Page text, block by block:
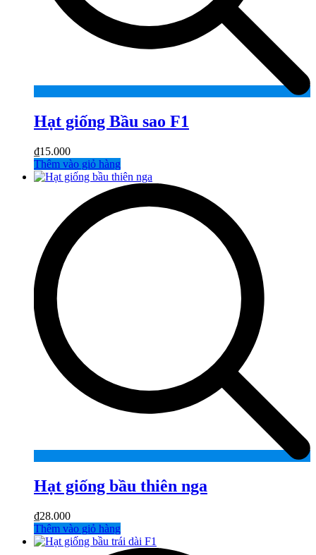
Hạt giống Bầu sao F1
₫15.000
Thêm vào giỏ hàng
Hạt giống bầu thiên nga
₫28.000
Thêm vào giỏ hàng